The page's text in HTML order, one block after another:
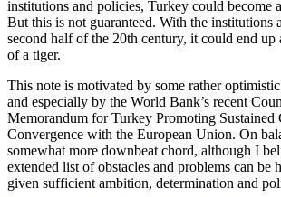
institutions and policies, Turkey could become
But this is not guaranteed. With the institutions
second half of the 20th century, it could end up
of a tiger.
This note is motivated by some rather
and especially by the World Bank’s recent
Memorandum for Turkey Promoting Sustained
Convergence with the European Union. On
somewhat more downbeat chord, although I
extended list of obstacles and problems can be
given sufficient ambition, determination and